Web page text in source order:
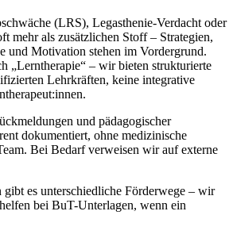
(LRS), Legasthenie-Verdacht oder
mehr als zusätzlichen Stoff – Strategien,
und Motivation stehen im Vordergrund.
„Lerntherapie“ – wir bieten strukturierte
Lehrkräften, keine integrative
und pädagogischer
dokumentiert, ohne medizinische
Bei Bedarf verweisen wir auf externe
es unterschiedliche Förderwege – wir
bei BuT-Unterlagen, wenn ein